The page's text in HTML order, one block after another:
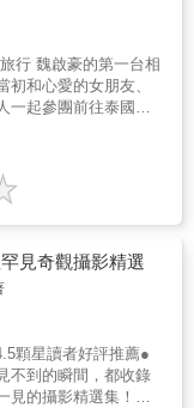
面；接著小兒子誕
族的世界大冒險，攜
，家人的感情更緊
對這片土地所給予的
一台相
初和心愛的女朋友、
一起參團前往泰國旅
尚自由行且學好攝影
將攝影的焦點瞄準在
各地旅行，一同前往
飯店、發掘這個世界
面；接著小兒子誕
族的世界大冒險，攜
，家人的感情更緊
對這片土地所給予的
見奇觀攝影精選
顆星讀者好評推薦●
不到的瞬間，都收錄
見的攝影精選集！國